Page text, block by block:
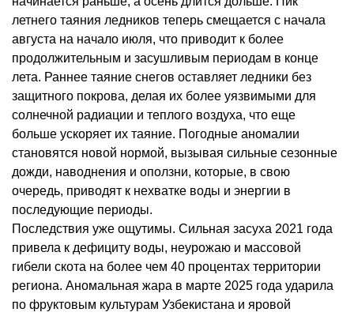
летнего таяния ледников теперь смещается с начала
августа на начало июля, что приводит к более
продолжительным и засушливым периодам в конце
лета. Раннее таяние снегов оставляет ледники без
защитного покрова, делая их более уязвимыми для
солнечной радиации и теплого воздуха, что еще
больше ускоряет их таяние. Погодные аномалии
становятся новой нормой, вызывая сильные сезонные
дожди, наводнения и оползни, которые, в свою
очередь, приводят к нехватке воды и энергии в
последующие периоды.
Последствия уже ощутимы. Сильная засуха 2021 года
привела к дефициту воды, неурожаю и массовой
гибели скота на более чем 40 процентах территории
региона. Аномальная жара в марте 2025 года ударила
по фруктовым культурам Узбекистана и яровой